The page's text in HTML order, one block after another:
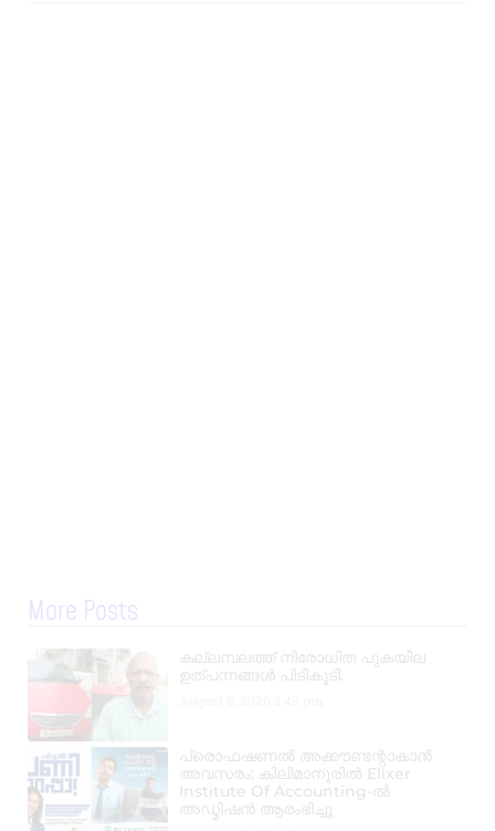
More Posts
കല്ലമ്പലത്ത് നിരോധിത പുകയില
ഉത്പന്നങ്ങൾ പിടികൂടി.
പ്രൊഫഷണൽ അക്കൗണ്ടന്റാകാൻ
അവസരം; കിലിമാനൂരിൽ Elixer
Institute Of Accounting-ൽ
അഡ്മിഷൻ ആരംഭിച്ചു